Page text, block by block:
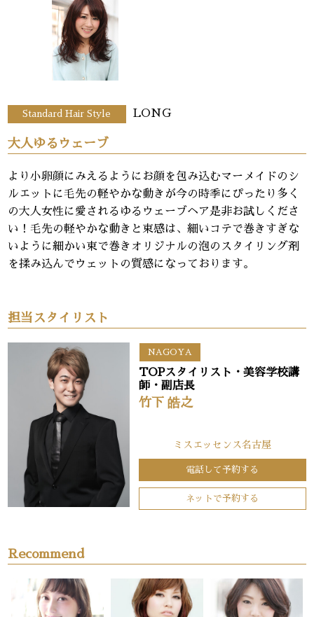
Standard Hair Style LONG
大人ゆるウェーブ
より小卵顔にみえるようにお顔を包み込むマーメイドのシ
ルエットに毛先の軽やかな動きが今の時季にぴったり多く
の大人女性に愛されるゆるウェーブヘア是非お試しくださ
い！毛先の軽やかな動きと束感は、細いコテで巻きすぎな
いように細かい束で巻きオリジナルの泡のスタイリング剤
を揉み込んでウェットの質感になっております。
担当スタイリスト
NAGOYA
TOPスタイリスト・美容学校講
師・副店長
竹下 皓之
ミスエッセンス名古屋
電話して予約する
ネットで予約する
Recommend